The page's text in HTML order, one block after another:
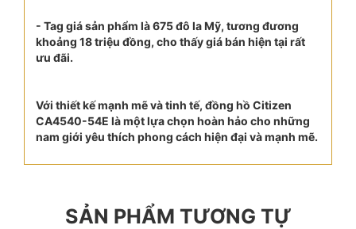
- Tag giá sản phẩm là 675 đô la Mỹ, tương đương
khoảng 18 triệu đồng, cho thấy giá bán hiện tại rất
ưu đãi.
Với thiết kế mạnh mẽ và tinh tế, đồng hồ Citizen
CA4540-54E là một lựa chọn hoàn hảo cho những
nam giới yêu thích phong cách hiện đại và mạnh mẽ.
SẢN PHẨM TƯƠNG TỰ